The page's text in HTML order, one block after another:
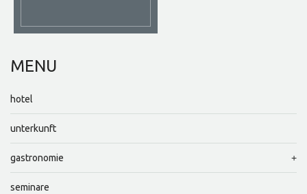
MENU
hotel
unterkunft
gastronomie
seminare